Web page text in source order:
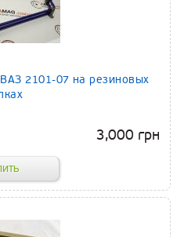
2101-07 на резиновых
3,000 грн